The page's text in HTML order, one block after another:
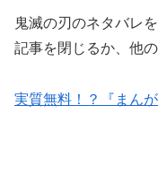
鬼滅の刃のネタバレ
記事を閉じるか、他
実質無料！？『まん